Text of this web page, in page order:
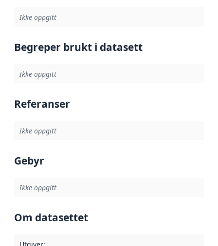
Ikke oppgitt
Begreper brukt i datasett
Ikke oppgitt
Referanser
Ikke oppgitt
Gebyr
Ikke oppgitt
Om datasettet
Utgiver: